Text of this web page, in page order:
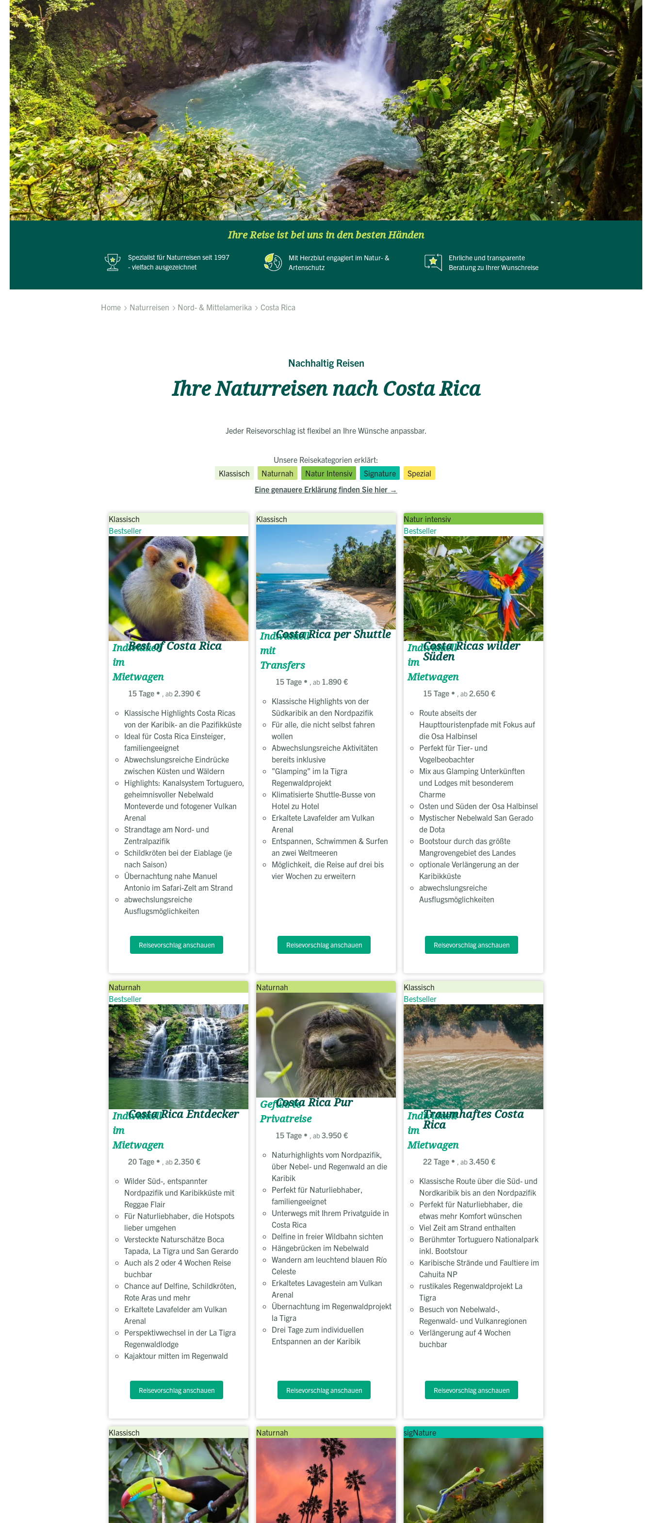
Ihre Reise ist bei uns in den besten Händen
Spezialist für Naturreisen seit 1997
- vielfach ausgezeichnet
Mit Herzblut engagiert im Natur- &
Artenschutz
Ehrliche undtransparente
Beratung zu Ihrer Wunschreise
Home Naturreisen Nord- & Mittelamerika Costa Rica
Nachhaltig Reisen
Ihre Naturreisen nach Costa Rica
Jeder Reisevorschlag ist flexibel an Ihre Wünsche anpassbar.
Unsere Reisekategorien erklärt:
Klassisch
Naturnah Natur Intensiv Signature
Spezial
Eine genauere Erklärung finden Sie hier
Klassisch
Bestseller
Individuell
im
Mietwagen
Best of Costa Rica
15 Tage , ab 2.390 €
Klassische Highlights Costa Ricas
von der Karibik- an die Pazifikküste
Ideal für Costa Rica Einsteiger,
familiengeeignet
Abwechslungsreiche Eindrücke
zwischen Küsten und Wäldern
Highlights: Kanalsystem Tortuguero,
geheimnisvoller Nebelwald
Monteverde und fotogener Vulkan
Arenal
Strandtage am Nord- und
Zentralpazifik
Schildkröten bei der Eiablage (je
nach Saison)
Übernachtung nahe Manuel
Antonio im Safari-Zelt am Strand
abwechslungsreiche
Ausflugsmöglichkeiten
Reisevorschlag anschauen
Klassisch
Individuell
mit
Transfers
Costa Rica per Shuttle
15 Tage , ab 1.890 €
Klassische Highlights von der
Südkaribik an den Nordpazifik
Für alle, die nicht selbst fahren
wollen
Abwechslungsreiche Aktivitäten
bereits inklusive
"Glamping" im la Tigra
Regenwaldprojekt
Klimatisierte Shuttle-Busse von
Hotel zu Hotel
Erkaltete Lavafelder am Vulkan
Arenal
Entspannen, Schwimmen & Surfen
an zwei Weltmeeren
Möglichkeit, die Reise auf drei bis
vier Wochen zu erweitern
Reisevorschlag anschauen
Natur intensiv
Bestseller
Individuell
im
Mietwagen
Costa Ricas wilder
Süden
15 Tage , ab 2.650 €
Route abseits der
Haupttouristenpfade mit Fokus auf
die Osa Halbinsel
Perfekt für Tier- und
Vogelbeobachter
Mix aus Glamping Unterkünften
und Lodges mit besonderem
Charme
Osten und Süden der Osa Halbinsel
Mystischer Nebelwald San Gerado
de Dota
Bootstour durch das größte
Mangrovengebiet des Landes
optionale Verlängerung an der
Karibikküste
abwechslungsreiche
Ausflugsmöglichkeiten
Reisevorschlag anschauen
Naturnah
Bestseller
Individuell
im
Mietwagen
Costa Rica Entdecker
20 Tage , ab2.350 €
Wilder Süd-, entspannter
Nordpazifik und Karibikküste mit
Reggae Flair
Für Naturliebhaber, die Hotspots
lieber umgehen
Versteckte Naturschätze Boca
Tapada, La Tigra und San Gerardo
Auch als 2 oder 4 Wochen Reise
buchbar
Chance auf Delfine, Schildkröten,
Rote Aras und mehr
Erkaltete Lavafelder am Vulkan
Arenal
Perspektivwechsel in der La Tigra
Regenwaldlodge
Kajaktour mitten im Regenwald
Reisevorschlag anschauen
Naturnah
Geführte
Privatreise
Costa Rica Pur
15 Tage , ab3.950 €
Naturhighlights vom Nordpazifik,
über Nebel- und Regenwald an die
Karibik
Perfekt für Naturliebhaber,
familiengeeignet
Unterwegs mit Ihrem Privatguide in
Costa Rica
Delfine in freier Wildbahn sichten
Hängebrücken im Nebelwald
Wandern am leuchtend blauen Río
Celeste
Erkaltetes Lavagestein am Vulkan
Arenal
Übernachtung im Regenwaldprojekt
la Tigra
Drei Tage zum individuellen
Entspannen an der Karibik
Reisevorschlag anschauen
Klassisch
Bestseller
Individuell
im
Mietwagen
Traumhaftes Costa
Rica
22 Tage , ab3.450 €
Klassische Route über die Süd- und
Nordkaribik bis an den Nordpazifik
Perfekt für Naturliebhaber, die
etwas mehr Komfort wünschen
Viel Zeit am Strand enthalten
Berühmter Tortuguero Nationalpark
inkl. Bootstour
Karibische Strände und Faultiere im
Cahuita NP
rustikales Regenwaldprojekt La
Tigra
Besuch von Nebelwald-,
Regenwald- und Vulkanregionen
Verlängerung auf 4 Wochen
buchbar
Reisevorschlag anschauen
Klassisch Naturnah sigNature